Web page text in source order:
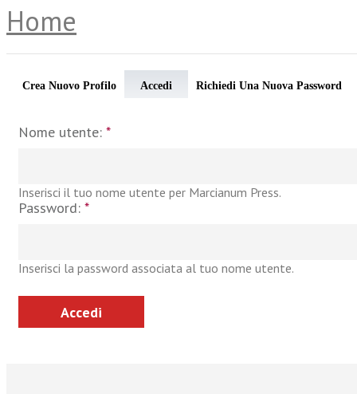
Home
Crea Nuovo Profilo Accedi Richiedi Una Nuova Password
Nome utente: *
Inserisci il tuo nome utente per Marcianum Press.
Password: *
Inserisci la password associata al tuo nome utente.